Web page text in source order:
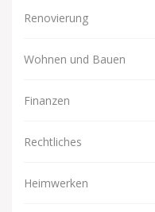
Renovierung
Wohnen und Bauen
Finanzen
Rechtliches
Heimwerken